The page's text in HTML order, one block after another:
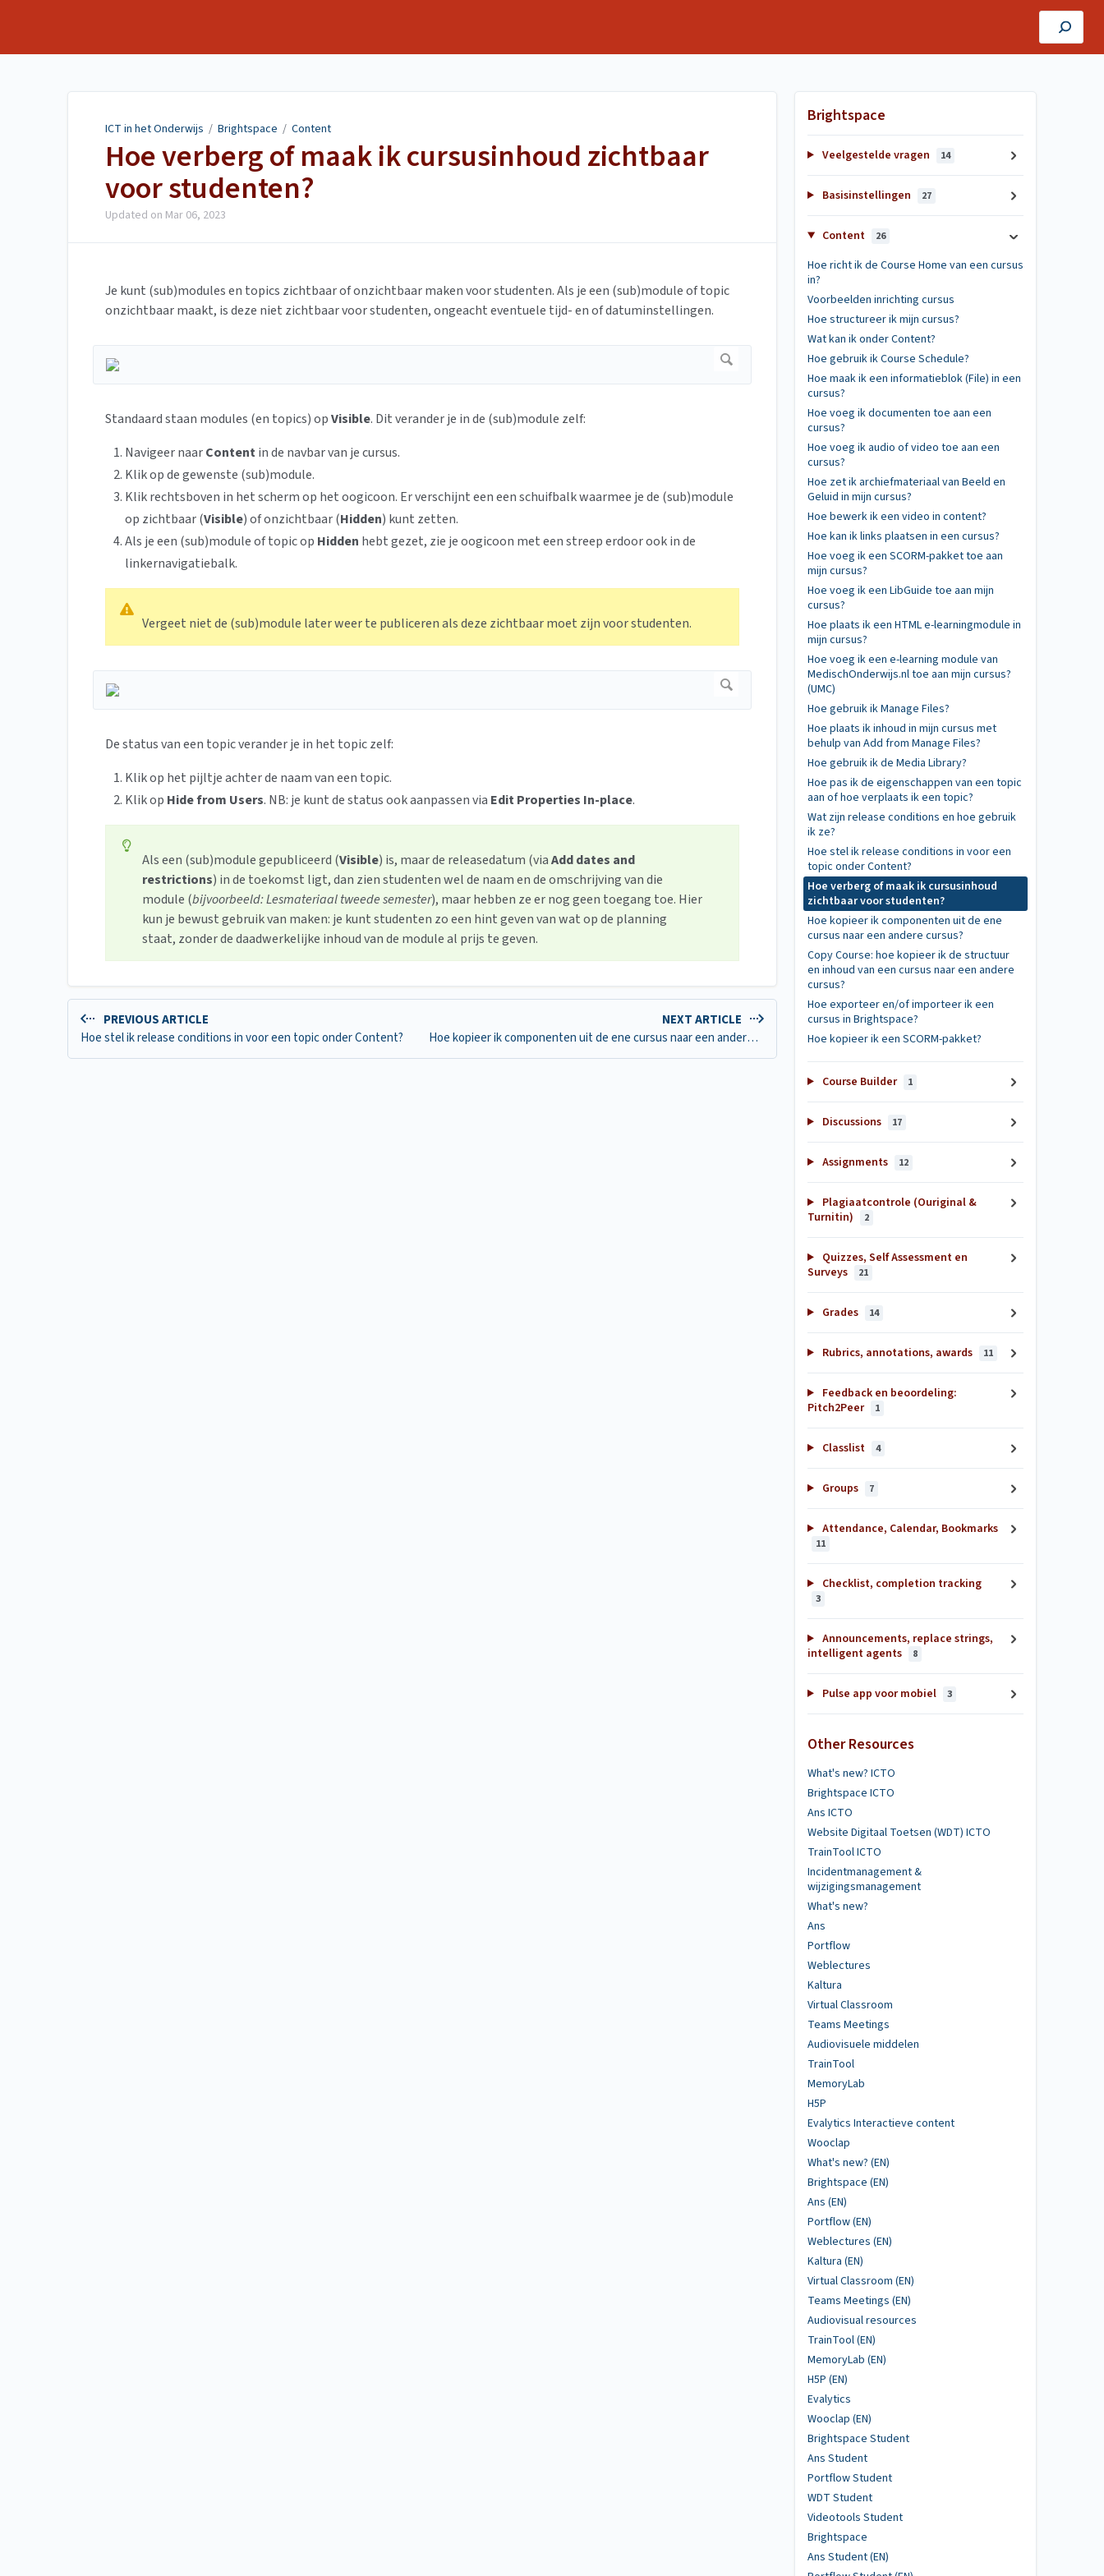
ICT in het Onderwijs / Brightspace / Content
Hoe verberg of maak ik cursusinhoud zichtbaar
voor studenten?
Updated on Mar 06, 2023
Je kunt (sub)modules en topics zichtbaar of onzichtbaar maken voor studenten. Als je een (sub)module of topic
onzichtbaar maakt, is deze niet zichtbaar voor studenten, ongeacht eventuele tijd- en of datuminstellingen.
Standaard staan modules (en topics) opVisible. Dit verander je in de (sub)module zelf:
Navigeer naarContentin de navbar van je cursus.
Klik op de gewenste (sub)module.
Klik rechtsboven in het scherm op het oogicoon. Er verschijnt een een schuifbalk waarmee je de (sub)module
op zichtbaar (Visible) of onzichtbaar (Hidden) kunt zetten.
Als je een (sub)module of topic op Hidden hebt gezet, zie je oogicoon met een streep erdoor ook in de
linkernavigatiebalk.
Vergeet niet de (sub)module later weer te publiceren als deze zichtbaar moet zijn voor studenten.
De status van een topic verander je in het topic zelf:
Klik op het pijltje achter de naam van een topic.
Klik op Hide from Users. NB: je kunt de status ook aanpassen via Edit Properties In-place.
Als een (sub)module gepubliceerd (Visible) is, maar de releasedatum (viaAdd dates and
restrictions) in de toekomst ligt, dan zien studenten wel de naam en de omschrijving van die
module (bijvoorbeeld: Lesmateriaal tweede semester), maar hebben ze er nog geen toegang toe. Hier
kun je bewust gebruik van maken: je kunt studenten zo een hint geven van wat op de planning
staat, zonder de daadwerkelijke inhoud van de module al prijs te geven.
PREVIOUS ARTICLE
Hoe stel ik release conditions in voor een topic onder Content?
NEXT ARTICLE
Hoe kopieer ik componenten uit de ene cursus naar een andere cursus?
Brightspace
Veelgestelde vragen 14
Basisinstellingen 27
Content 26
Hoe richt ik de Course Home van een cursus
in?
Voorbeelden inrichting cursus
Hoe structureer ik mijn cursus?
Wat kan ik onder Content?
Hoe gebruik ik Course Schedule?
Hoe maak ik een informatieblok (File) in een
cursus?
Hoe voeg ik documenten toe aan een
cursus?
Hoe voeg ik audio of video toe aan een
cursus?
Hoe zet ik archiefmateriaal van Beeld en
Geluid in mijn cursus?
Hoe bewerk ik een video in content?
Hoe kan ik links plaatsen in een cursus?
Hoe voeg ik een SCORM-pakket toe aan
mijn cursus?
Hoe voeg ik een LibGuide toe aan mijn
cursus?
Hoe plaats ik een HTML e-learningmodule in
mijn cursus?
Hoe voeg ik een e-learning module van
MedischOnderwijs.nl toe aan mijn cursus?
(UMC)
Hoe gebruik ik Manage Files?
Hoe plaats ik inhoud in mijn cursus met
behulp van Add from Manage Files?
Hoe gebruik ik de Media Library?
Hoe pas ik de eigenschappen van een topic
aan of hoe verplaats ik een topic?
Wat zijn release conditions en hoe gebruik
ik ze?
Hoe stel ik release conditions in voor een
topic onder Content?
Hoe verberg of maak ik cursusinhoud
zichtbaar voor studenten?
Hoe kopieer ik componenten uit de ene
cursus naar een andere cursus?
Copy Course: hoe kopieer ik de structuur
en inhoud van een cursus naar een andere
cursus?
Hoe exporteer en/of importeer ik een
cursus in Brightspace?
Hoe kopieer ik een SCORM-pakket?
Course Builder 1
Discussions 17
Assignments 12
Plagiaatcontrole (Ouriginal &
Turnitin)
2
Quizzes, Self Assessment en
Surveys
21
Grades 14
Rubrics, annotations, awards 11
Feedback en beoordeling:
Pitch2Peer
1
Classlist 4
Groups 7
Attendance, Calendar, Bookmarks
11
Checklist, completion tracking
3
Announcements, replace strings,
intelligent agents
8
Pulse app voor mobiel 3
Other Resources
What's new? ICTO
Brightspace ICTO
Ans ICTO
Website Digitaal Toetsen (WDT) ICTO
TrainTool ICTO
Incidentmanagement &
wijzigingsmanagement
What's new?
Ans
Portflow
Weblectures
Kaltura
Virtual Classroom
Teams Meetings
Audiovisuele middelen
TrainTool
MemoryLab
H5P
Evalytics Interactieve content
Wooclap
What's new? (EN)
Brightspace (EN)
Ans (EN)
Portflow (EN)
Weblectures (EN)
Kaltura (EN)
Virtual Classroom (EN)
Teams Meetings (EN)
Audiovisual resources
TrainTool (EN)
MemoryLab (EN)
H5P (EN)
Evalytics
Wooclap (EN)
Brightspace Student
Ans Student
Portflow Student
WDT Student
Videotools Student
Brightspace
Ans Student (EN)